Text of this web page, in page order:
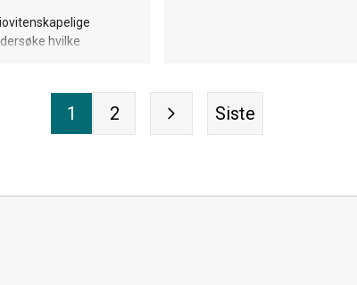
hvilke
1 2 Siste